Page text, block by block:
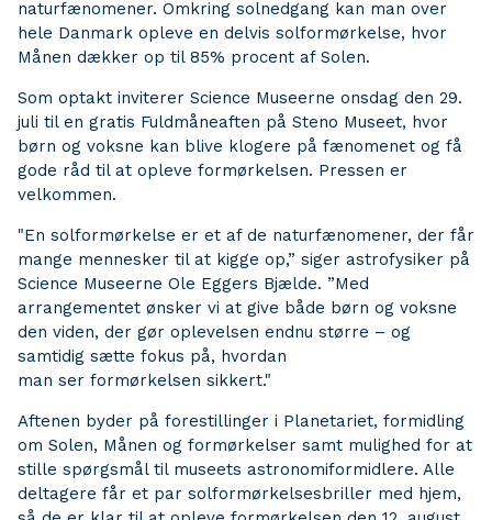
naturfænomener. Omkring solnedgang kan man over
hele Danmark opleve en delvis solformørkelse, hvor
Månen dækker op til 85% procent af Solen.
Som optakt inviterer Science Museerne onsdag den 29.
juli til en gratis Fuldmåneaften på Steno Museet, hvor
børn og voksne kan blive klogere på fænomenet og få
gode råd til at opleve formørkelsen. Pressen er
velkommen.
"En solformørkelse er et af de naturfænomener, der får
mange mennesker til at kigge op,” siger astrofysiker på
Science Museerne Ole Eggers Bjælde. ”Med
arrangementet ønsker vi at give både børn og voksne
den viden, der gør oplevelsen endnu større – og
samtidig sætte fokus på, hvordan
man ser formørkelsen sikkert."
Aftenen byder på forestillinger i Planetariet, formidling
om Solen, Månen og formørkelser samt mulighed for at
stille spørgsmål til museets astronomiformidlere. Alle
deltagere får et par solformørkelsesbriller med hjem,